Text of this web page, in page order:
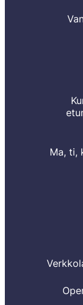
Ma, ti,